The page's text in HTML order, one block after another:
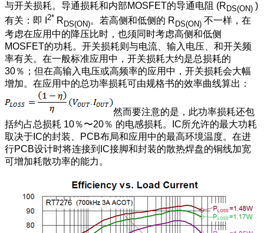
与开关损耗。导通损耗和内部MOSFET的导通电阻 (R DS(ON) )
有关：即 I 2* R DS(ON)。若高侧和低侧的 R DS(ON) 不一样，在
考虑在应用中的降压比时，也须同时考虑高侧和低侧
MOSFET的功耗。开关损耗则与电流、输入电压、和开关频
率有关。在一般标准应用中，开关损耗大约是总损耗的
30％；但在高输入电压或高频率的应用中，开关损耗会大幅
增加。在应用中的总功率损耗可由规格书的效率曲线算出：
然而要注意的是，此功率损耗还包
括约占总损耗 10％〜20％ 的电感损耗。IC所允许的最大功耗
取决于IC的封装、PCB布局和应用中的最高环境温度。在进
行PCB设计时将连接到IC接脚和封装的散热焊盘的铜线加宽
可增加耗散功率的能力。